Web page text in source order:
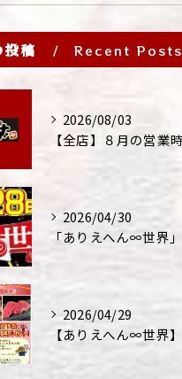
稿 Recent Posts
2026/08/03
2026/04/30
2026/04/29